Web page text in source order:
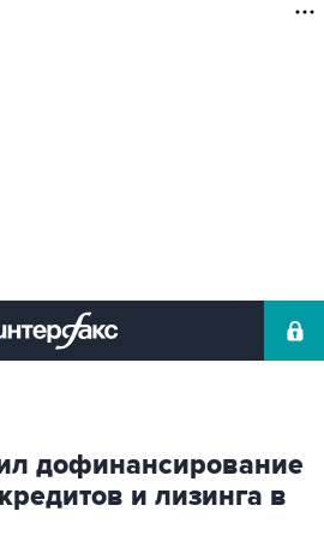
дофинансирование
и лизинга в